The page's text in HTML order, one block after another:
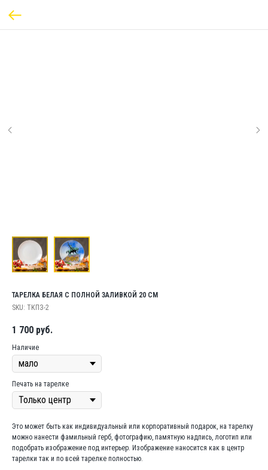
ТАРЕЛКА БЕЛАЯ С ПОЛНОЙ ЗАЛИВКОЙ 20 СМ
SKU: ТКПЗ-2
1 700 руб.
Наличие
Печать на тарелке​
Это может быть как индивидуальный или корпоративный подарок, на тарелку
можно нанести фамильный герб, фотографию, памятную надпись, логотип или
подобрать изображение под интерьер. Изображение наносится как в центр
тарелки так и по всей тарелке полностью.